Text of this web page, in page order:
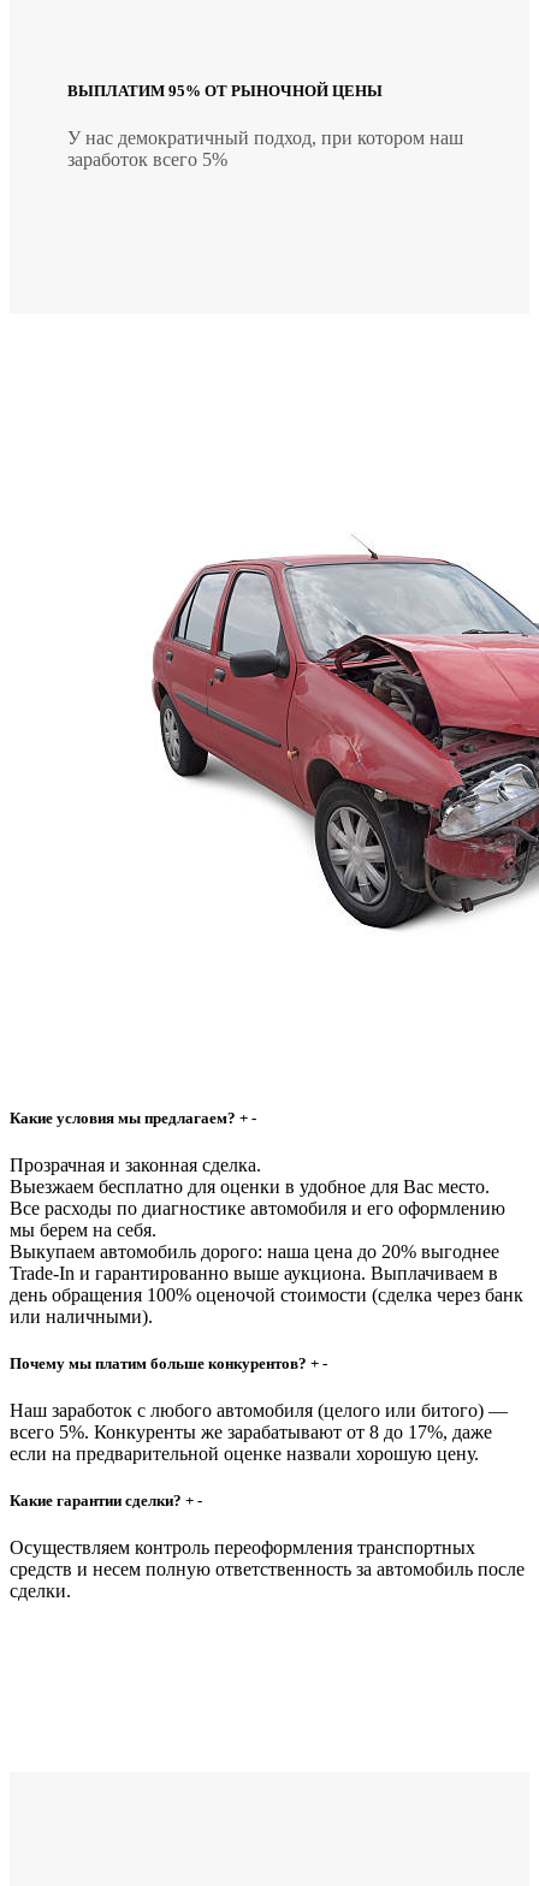
ВЫПЛАТИМ 95% ОТ РЫНОЧНОЙ ЦЕНЫ
У нас демократичный подход, при котором наш
заработок всего 5%
Какие условия мы предлагаем? + -
Прозрачная и законная сделка.
Выезжаем бесплатно для оценки в удобное для Вас место.
Все расходы по диагностике автомобиля и его оформлению
мы берем на себя.
Выкупаем автомобиль дорого: наша цена до 20% выгоднее
Trade-In и гарантированно выше аукциона. Выплачиваем в
день обращения 100% оценочой стоимости (сделка через банк
или наличными).
Почему мы платим больше конкурентов? + -
Наш заработок с любого автомобиля (целого или битого) —
всего 5%. Конкуренты же зарабатывают от 8 до 17%, даже
если на предварительной оценке назвали хорошую цену.
Какие гарантии сделки? + -
Осуществляем контроль переоформления транспортных
средств и несем полную ответственность за автомобиль после
сделки.